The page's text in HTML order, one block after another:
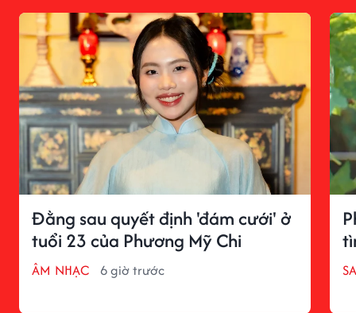
Đằng sau quyết định 'đám cưới' ở
tuổi 23 của Phương Mỹ Chi
ÂM NHẠC 6 giờ trước